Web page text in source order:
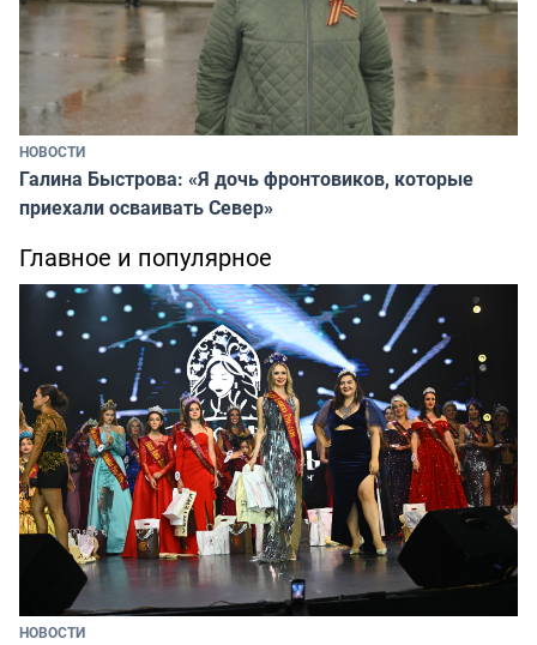
НОВОСТИ
Галина Быстрова: «Я дочь фронтовиков, которые
приехали осваивать Север»
Главное и популярное
НОВОСТИ